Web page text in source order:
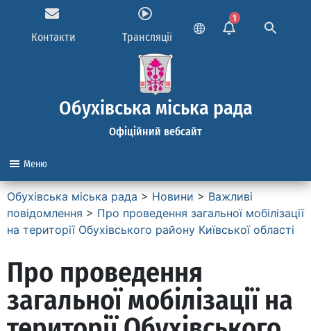
Контакти Трансляції
1
Обухівська міська рада
Офіційний вебсайт
Меню
Обухівська міська рада > Новини > Важливі
повідомлення > Про проведення загальної мобілізації
на території Обухівського району Київської області
Про проведення
загальної мобілізації на